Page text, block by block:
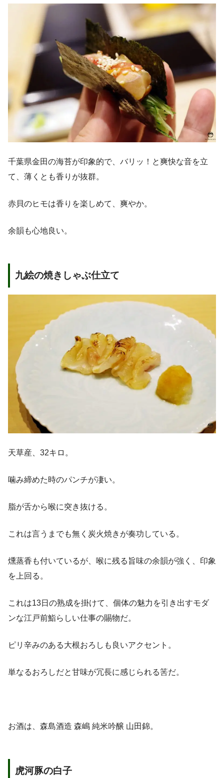
千葉県金田の海苔が印象的で、バリッ！と爽快な音を立
て、薄くとも香りが抜群。
赤貝のヒモは香りを楽しめて、爽やか。
余韻も心地良い。
九絵の焼きしゃぶ仕立て
天草産、32キロ。
噛み締めた時のパンチが凄い。
脂が舌から喉に突き抜ける。
これは言うまでも無く炭火焼きが奏功している。
燻蒸香も付いているが、喉に残る旨味の余韻が強く、印象
を上回る。
これは13日の熟成を掛けて、個体の魅力を引き出すモダ
ンな江戸前鮨らしい仕事の賜物だ。
ピリ辛みのある大根おろしも良いアクセント。
単なるおろしだと甘味が冗長に感じられる筈だ。
お酒は、森島酒造 森嶋 純米吟醸 山田錦。
虎河豚の白子